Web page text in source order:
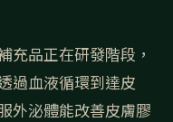
充品正在研發階段，
過血液循環到達皮
外泌體能改善皮膚膠